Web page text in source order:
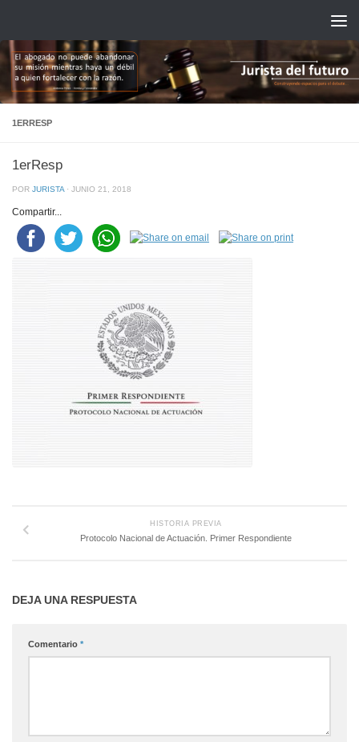
1ERRESP
1erResp
POR JURISTA · JUNIO 21, 2018
Compartir...
HISTORIA PREVIA
Protocolo Nacional de Actuación. Primer Respondiente
DEJA UNA RESPUESTA
Comentario *